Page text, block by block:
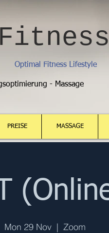
Optimal Fitness Lifestyle
- Massage
PREISE MASSAGE
Mon 29 Nov
  |
Zoom